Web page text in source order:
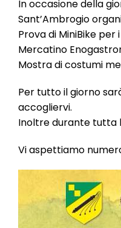
In occasione della
Sant’Ambrogio
Prova di MiniBike per
Mercatino
Mostra di costumi
Per tutto il giorno
accogliervi.
Inoltre durante tutta
Vi aspettiamo